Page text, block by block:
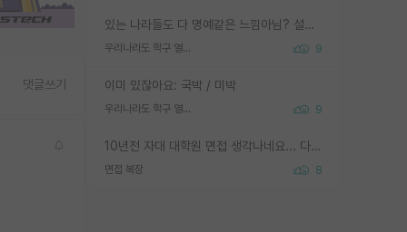
있는 나라들도 다 명예같은 느낌아님? 설마 박사끼리 등급나눠서 학위수여하자 같은 헛소리는 아니지? ㅋㅋ
우리나라도 학구 열풍보면 Higher Doctorate 학위가 필요하다고 봅니다. 9
이미 있잖아요: 국박 / 미박
우리나라도 학구 열풍보면 Higher Doctorate 학위가 필요하다고 봅니다. 9
10년전 자대 대학원 면접 생각나네요... 다들 양복에 넥타이까지 하고 갔더니, 국회의원 출마하냐고 놀리셨던. (면접질문내용: 증명사진에선 두상이 계란형인데, 실제론 그렇지 않다. 증명사진이 뭘 증명하고 있는거냐)ㅋㅋㅋㅋ
면접 복장 8
댓글쓰기